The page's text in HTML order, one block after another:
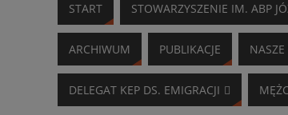
START STOWARZYSZENIE IM. ABP
ARCHIWUM PUBLIKACJE
DELEGAT KEP DS. EMIGRACJI